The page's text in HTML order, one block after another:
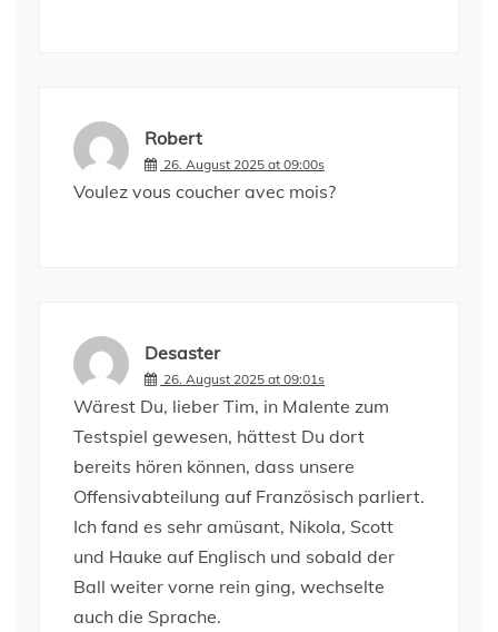
Robert
26. August 2025 at 09:00s
Voulez vous coucher avec mois?
Desaster
26. August 2025 at 09:01s
Wärest Du, lieber Tim, in Malente zum
Testspiel gewesen, hättest Du dort
bereits hören können, dass unsere
Offensivabteilung auf Französisch parliert.
Ich fand es sehr amüsant, Nikola, Scott
und Hauke auf Englisch und sobald der
Ball weiter vorne rein ging, wechselte
auch die Sprache.